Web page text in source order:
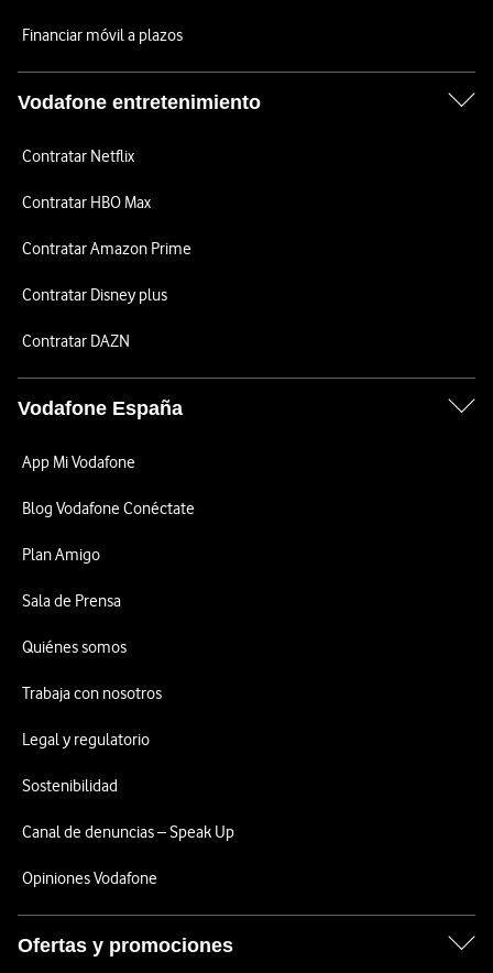
Financiar móvil a plazos
Vodafone entretenimiento
Contratar Netflix
Contratar HBO Max
Contratar Amazon Prime
Contratar Disney plus
Contratar DAZN
Vodafone España
App Mi Vodafone
Blog Vodafone Conéctate
Plan Amigo
Sala de Prensa
Quiénes somos
Trabaja con nosotros
Legal y regulatorio
Sostenibilidad
Canal de denuncias – Speak Up
Opiniones Vodafone
Ofertas y promociones